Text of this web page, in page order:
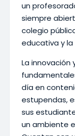
un
siempre
colegio
educativa y la
La innovación
día en
estupendas,
sus
un ambiente